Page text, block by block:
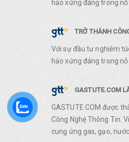
hảo xứng đáng trong
TRỞ THÀNH
Với sự đầu tư nghiêm
hảo xứng đáng trong
GASTUTE.COM
GASTUTE.COM được
Công Nghệ Thông Tin.
cung ứng gas, gạo,